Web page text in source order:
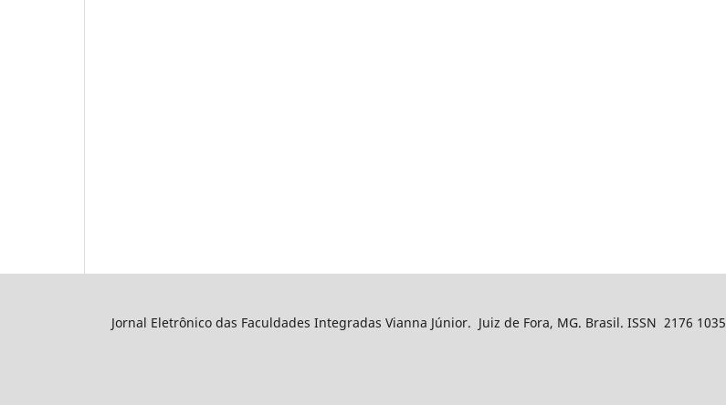
Jornal Eletrônico das Faculdades Integradas Vianna Júnior. Juiz de Fora, MG. Brasil. ISSN 2176 1035